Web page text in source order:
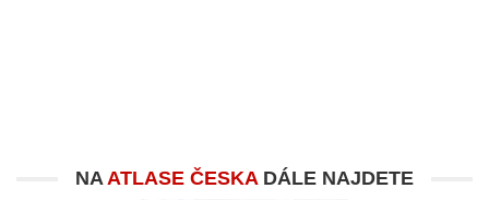
NAATLASE ČESKADÁLE NAJDETE